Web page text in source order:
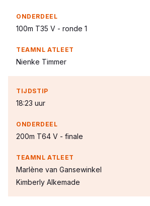
100m T35 V - ronde 1
Nienke Timmer
18:23 uur
200m T64 V - finale
Marlène van Gansewinkel
Kimberly Alkemade